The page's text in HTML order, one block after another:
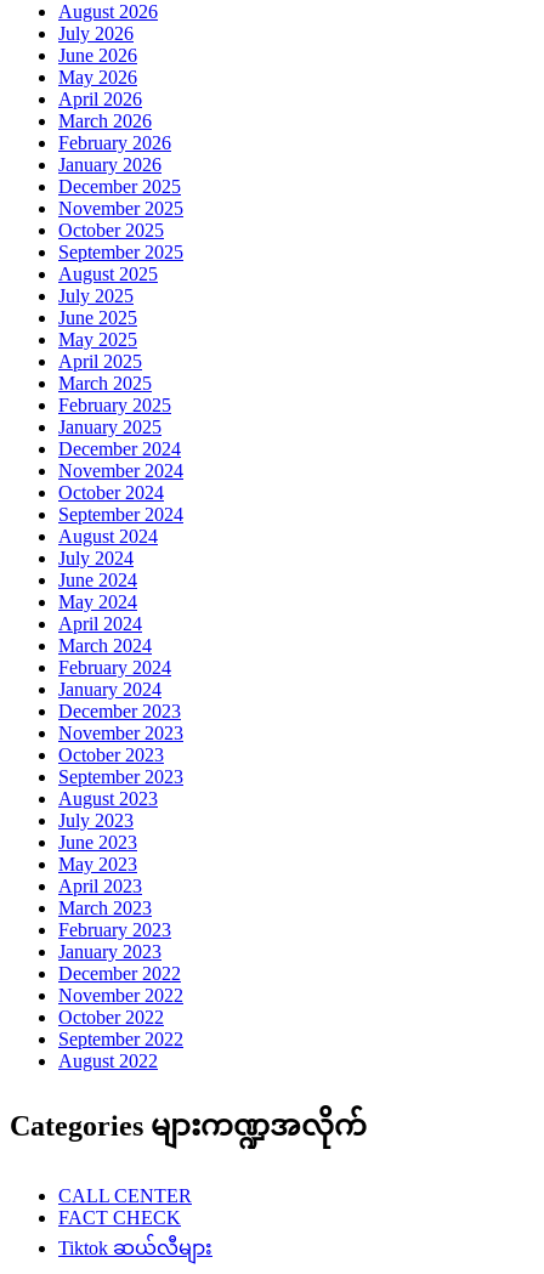
August 2026
July 2026
June 2026
May 2026
April 2026
March 2026
February 2026
January 2026
December 2025
November 2025
October 2025
September 2025
August 2025
July 2025
June 2025
May 2025
April 2025
March 2025
February 2025
January 2025
December 2024
November 2024
October 2024
September 2024
August 2024
July 2024
June 2024
May 2024
April 2024
March 2024
February 2024
January 2024
December 2023
November 2023
October 2023
September 2023
August 2023
July 2023
June 2023
May 2023
April 2023
March 2023
February 2023
January 2023
December 2022
November 2022
October 2022
September 2022
August 2022
Categories များကဏ္ဍအလိုက်
CALL CENTER
FACT CHECK
Tiktok ဆယ်လီများ